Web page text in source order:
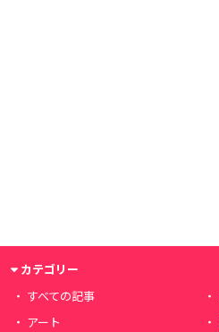
カテゴリー
すべての記事
アート